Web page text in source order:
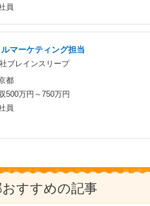
員
マーケティング担当
ブレインスリープ
都
500万円～750万円
員
すすめの記事